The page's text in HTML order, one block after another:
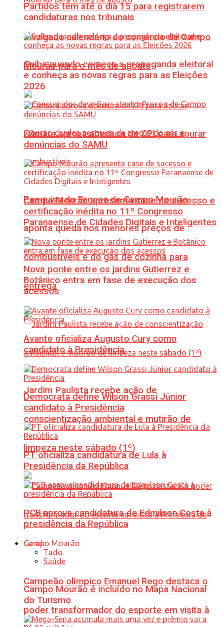
Divulgado calendário do comércio de Campo
Mourão para o mês de agosto
Pesquisa do Procon de Campo Mourão
aponta queda nos menores preços de
combustíveis e do gás de cozinha para
entrega
Jardim Paulista recebe ação de
conscientização ambiental e mutirão de
limpeza neste sábado (1º)
Campeão olímpico Emanuel Rego destaca o
poder transformador do esporte em visita à
Partidos têm até o dia 15 para registrarem
candidaturas nos tribunais
Saiba quando começa a propaganda eleitoral
e conheça as novas regras para as Eleições
2026
Câmara aprova abertura de CPI para apurar
denúncias do SAMU
Campo Mourão apresenta case de sucesso e
certificação inédita no 11º Congresso
Paranaense de Cidades Digitais e Inteligentes
Nova ponte entre os jardins Gutierrez e
Botânico entra em fase de execução dos
acessos
Avante oficializa Augusto Cury como
candidato à Presidência
Democrata define Wilson Grassi Júnior
candidato à Presidência
PT oficializa candidatura de Lula à
Presidência da República
PCB aprova candidatura de Edmilson Costa à
presidência da República
Geral
Tudo
Saúde
Campo Mourão é incluído no Mapa Nacional
do Turismo